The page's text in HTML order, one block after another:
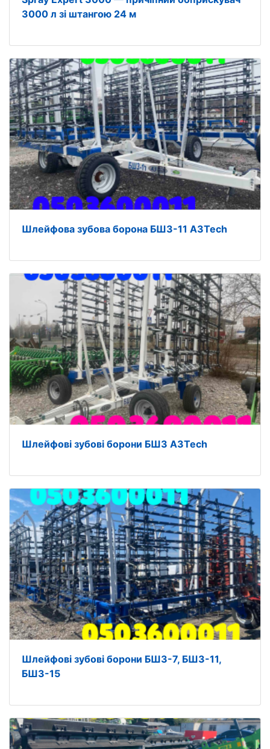
3000 л зі штангою 24 м
Шлейфова зубова борона БШЗ-11 A3Tech
Шлейфові зубові борони БШЗ A3Tech
Шлейфові зубові борони БШЗ-7, БШЗ-11,
БШЗ-15